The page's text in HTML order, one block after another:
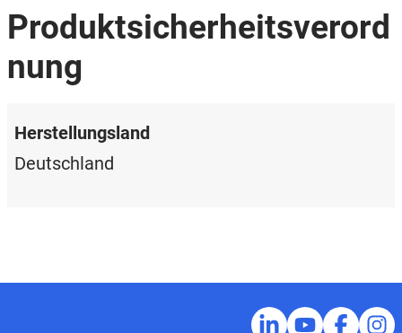
Produktsicherheitsverord
nung
Herstellungsland
Deutschland